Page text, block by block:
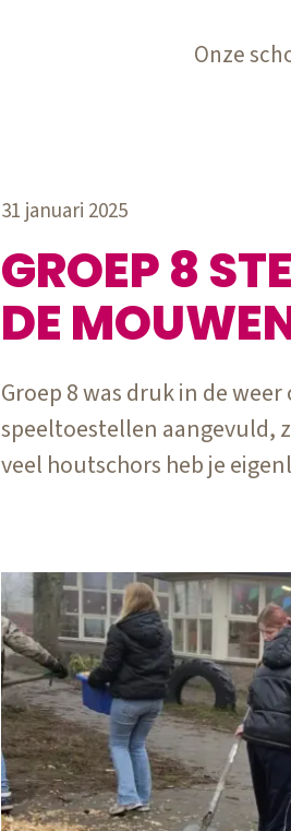
Onze
31 januari 2025
GROEP 8
DE
Groep 8 was druk in de
speeltoestellen aangevuld,
veel houtschors heb je